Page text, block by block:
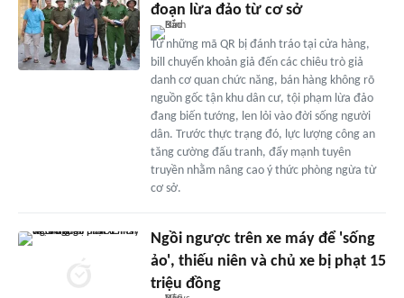
đoạn lừa đảo từ cơ sở
Từ những mã QR bị đánh tráo tại cửa hàng,
bill chuyển khoản giả đến các chiêu trò giả
danh cơ quan chức năng, bán hàng không rõ
nguồn gốc tận khu dân cư, tội phạm lừa đảo
đang biến tướng, len lỏi vào đời sống người
dân. Trước thực trạng đó, lực lượng công an
tăng cường đấu tranh, đẩy mạnh tuyên
truyền nhằm nâng cao ý thức phòng ngừa từ
cơ sở.
Ngồi ngược trên xe máy để 'sống
ảo', thiếu niên và chủ xe bị phạt 15
triệu đồng